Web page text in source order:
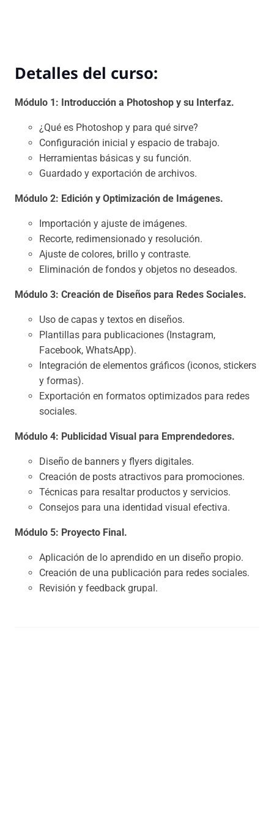
Detalles del curso:
Módulo 1: Introducción a Photoshop y su Interfaz.
¿Qué es Photoshop y para qué sirve?
Configuración inicial y espacio de trabajo.
Herramientas básicas y su función.
Guardado y exportación de archivos.
Módulo 2: Edición y Optimización de Imágenes.
Importación y ajuste de imágenes.
Recorte, redimensionado y resolución.
Ajuste de colores, brillo y contraste.
Eliminación de fondos y objetos no deseados.
Módulo 3: Creación de Diseños para Redes Sociales.
Uso de capas y textos en diseños.
Plantillas para publicaciones (Instagram,
Facebook, WhatsApp).
Integración de elementos gráficos (iconos, stickers
y formas).
Exportación en formatos optimizados para redes
sociales.
Módulo 4: Publicidad Visual para Emprendedores.
Diseño de banners y flyers digitales.
Creación de posts atractivos para promociones.
Técnicas para resaltar productos y servicios.
Consejos para una identidad visual efectiva.
Módulo 5: Proyecto Final.
Aplicación de lo aprendido en un diseño propio.
Creación de una publicación para redes sociales.
Revisión y feedback grupal.